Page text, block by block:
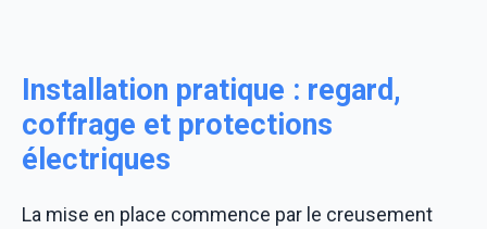
Installation pratique : regard,
coffrage et protections
électriques
La mise en place commence par le creusement